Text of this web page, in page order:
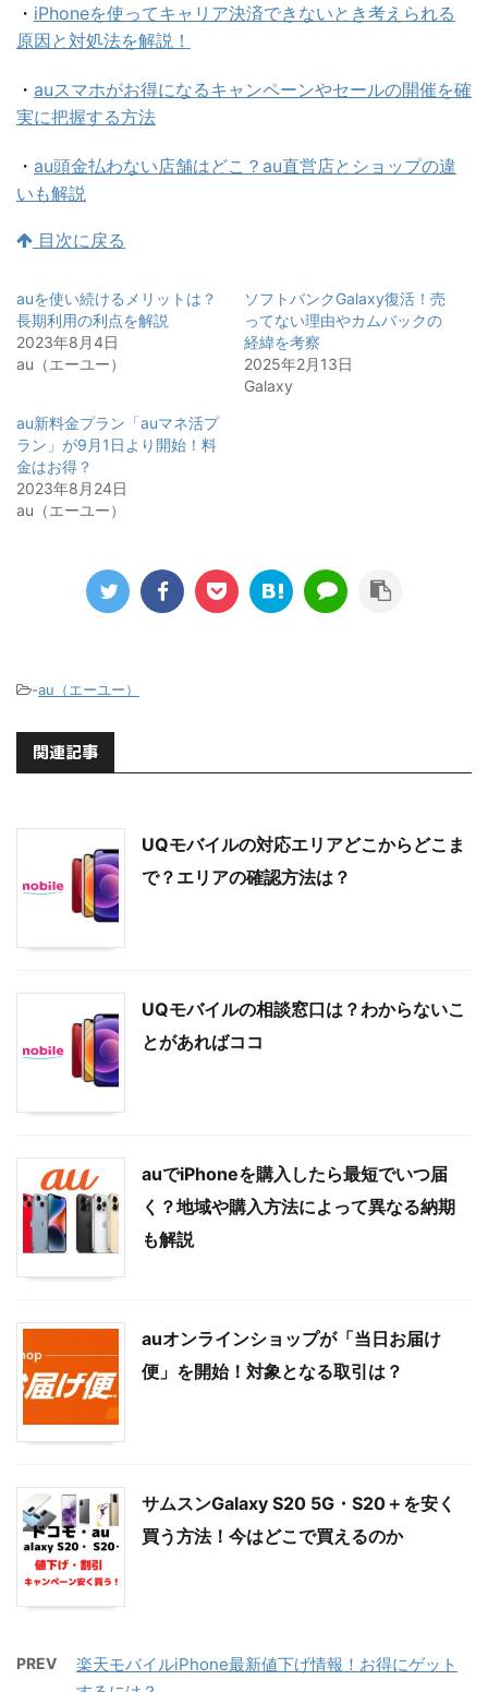
・ iPhoneを使ってキャリア決済できないとき考えられる
原因と対処法を解説！
・ auスマホがお得になるキャンペーンやセールの開催を確
実に把握する方法
・ au頭金払わない店舗はどこ？au直営店とショップの違
いも解説
目次に戻る
auを使い続けるメリットは？
長期利用の利点を解説
2023年8月4日
au（エーユー）
ソフトバンクGalaxy復活！売
ってない理由やカムバックの
経緯を考察
2025年2月13日
Galaxy
au新料金プラン「auマネ活プ
ラン」が9月1日より開始！料
金はお得？
2023年8月24日
au（エーユー）
-au（エーユー）
関連記事
UQモバイルの対応エリアどこからどこま
で？エリアの確認方法は？
UQモバイルの相談窓口は？わからないこ
とがあればココ
auでiPhoneを購入したら最短でいつ届
く？地域や購入方法によって異なる納期
も解説
auオンラインショップが「当日お届け
便」を開始！対象となる取引は？
サムスンGalaxy S20 5G・S20＋を安く
買う方法！今はどこで買えるのか
PREV
楽天モバイルiPhone最新値下げ情報！お得にゲット